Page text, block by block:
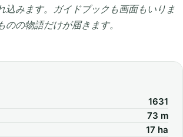
込みます。ガイドブックも画面もいりま
のの物語だけが届きます。
1631
73 m
17 ha